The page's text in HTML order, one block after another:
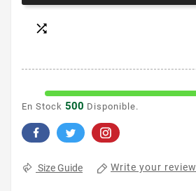

En Stock 500 Disponible.
Size Guide Write your review